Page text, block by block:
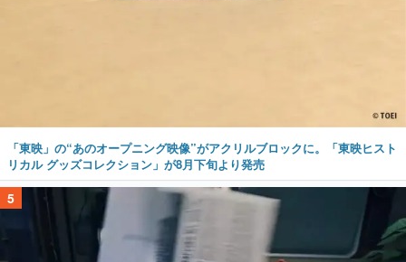
「東映」の“あのオープニング映像”がアクリルブロックに。「東映ヒスト
リカル グッズコレクション」が8月下旬より発売
5